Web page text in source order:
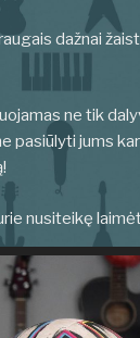
dažnai
ne tik
pasiūlyti jums
nusiteikę